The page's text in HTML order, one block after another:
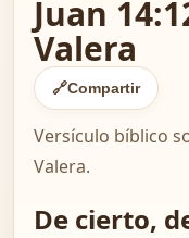
Juan
Valera
🔗Compartir
Versículo bíblico
Valera.
De cierto,